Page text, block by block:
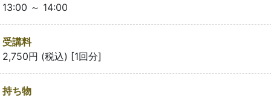
13:00 ～ 14:00
受講料
2,750円 (税込) [1回分]
持ち物